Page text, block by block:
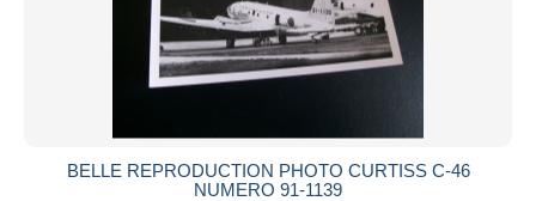
BELLE REPRODUCTION PHOTO CURTISS C-46
NUMERO 91-1139